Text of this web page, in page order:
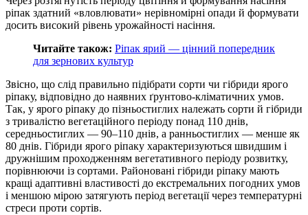
ріпак здатний «вловлювати» нерівномірні опади й формувати
досить високий рівень урожайності насіння.
Читайте також: Ріпак ярий — цінний попередник
для зернових культур
Звісно, що слід правильно підібрати сорти чи гібриди ярого
ріпаку, відповідно до наявних ґрунтово-кліматичних умов.
Так, у ярого ріпаку до пізньостиглих належать сорти й гібриди
з тривалістю вегетаційного періоду понад 110 днів,
середньостиглих — 90–110 днів, а ранньостиглих — менше як
80 днів. Гібриди ярого ріпаку характеризуються швидшим і
дружнішим проходженням вегетативного періоду розвитку,
порівнюючи із сортами. Районовані гібриди ріпаку мають
кращі адаптивні властивості до екстремальних погодних умов
і меншою мірою затягують період вегетації через температурні
стреси проти сортів.